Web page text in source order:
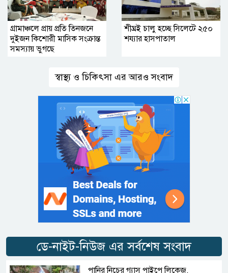
গ্রামাঞ্চলে প্রায় প্রতি তিনজনে
দুইজন কিশোরী মাসিক সংক্রান্ত
সমস্যায় ভুগছে
শীঘ্রই চালু হচ্ছে সিলেটে ২৫০
শয্যার হাসপাতাল
স্বাস্থ্য ও চিকিৎসা এর আরও সংবাদ
ডে-নাইট-নিউজ এর সর্বশেষ সংবাদ
পানির নিচের গ্যাস পাইপে লিকেজ,